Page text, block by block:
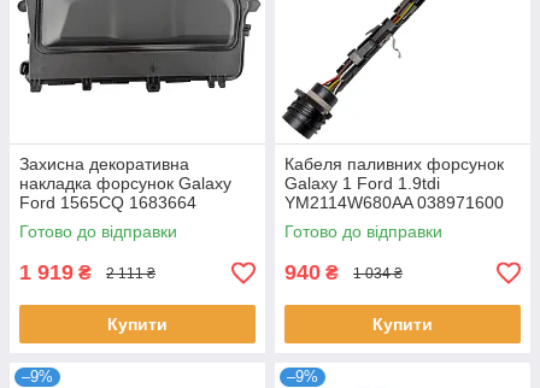
Захисна декоративна
накладка форсунок Galaxy
Ford 1565CQ 1683664
9682444080
Готово до відправки
1 919 ₴ 2 111 ₴
Купити
Кабеля паливних форсунок
Galaxy 1 Ford 1.9tdi
YM2114W680AA 038971600
1218441
Готово до відправки
940 ₴ 1 034 ₴
Купити
–9% –9%